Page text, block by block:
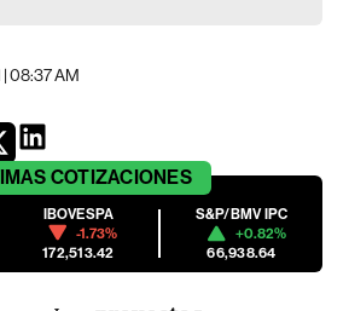
08:37 AM
COTIZACIONES
IBOVESPA
-1.73%
172,513.42
S&P/BMV IPC
+0.82%
66,938.64